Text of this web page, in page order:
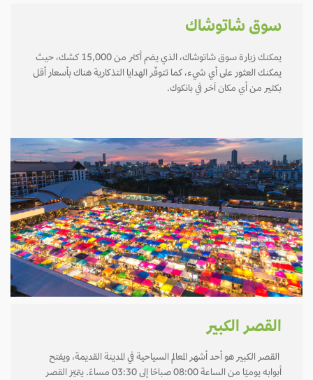
سوق شاتوشاك
يمكنك زيارة سوق شاتوشاك، الذي يضم أكثر من 15,000 كشك، حيث
يمكنك العثور على أي شيء، كما تتوفّر الهدايا التذكارية هناك بأسعار أقل
بكثير من أي مكان آخر في بانكوك.
القصر الكبير
القصر الكبير هو أحد أشهر المعالم السياحية في المدينة القديمة، ويفتح
أبوابه يوميًا من الساعة 08:00 صباحًا إلى 03:30 مساءً. يتميّز القصر